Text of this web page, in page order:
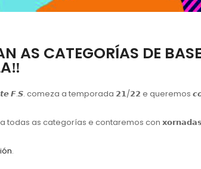
AS CATEGORÍAS DE
𝙁.𝙎. comeza a temporada 𝟮𝟭/𝟮𝟮 e queremos
todas as categorías e contaremos con
.